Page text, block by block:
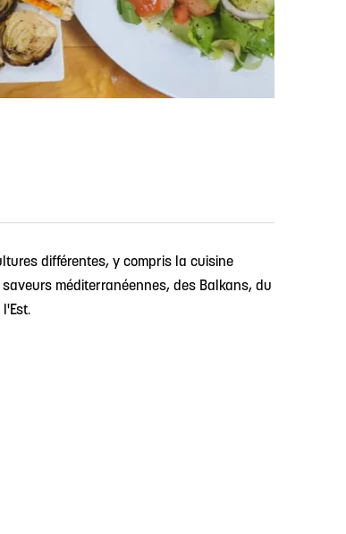
différentes, y compris la cuisine
méditerranéennes, des Balkans, du